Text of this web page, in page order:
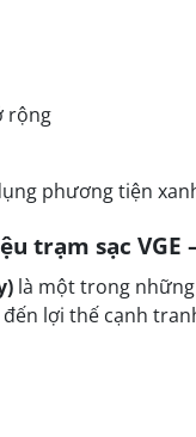
rộng
phương tiện
trạm sạc VGE
là một trong những
đến lợi thế cạnh